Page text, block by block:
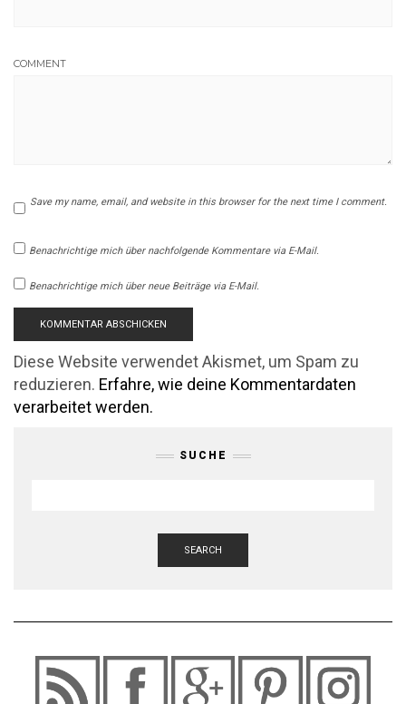
COMMENT
Save my name, email, and website in this browser for the next time I comment.
Benachrichtige mich über nachfolgende Kommentare via E-Mail.
Benachrichtige mich über neue Beiträge via E-Mail.
Diese Website verwendet Akismet, um Spam zu
reduzieren. Erfahre, wie deine Kommentardaten
verarbeitet werden.
SUCHE
SEARCH